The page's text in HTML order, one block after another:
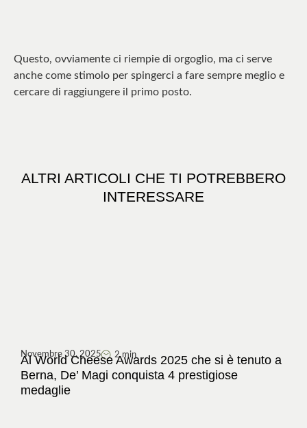
Questo, ovviamente ci riempie di orgoglio, ma ci serve
anche come stimolo per spingerci a fare sempre meglio e
cercare di raggiungere il primo posto.
ALTRI ARTICOLI CHE TI POTREBBERO
INTERESSARE
Novembre 30, 2025 2 min
Al World Cheese Awards 2025 che si è tenuto a
Berna, De’ Magi conquista 4 prestigiose
medaglie